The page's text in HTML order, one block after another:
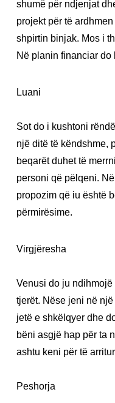
shumë për ndjenjat
projekt për të
shpirtin binjak. Mos i
Në planin financiar do
Luani
Sot do i kushtoni
një ditë të këndshme,
beqarët duhet të
personi që pëlqeni.
propozim që iu është
përmirësime.
Virgjëresha
Venusi do ju
tjerët. Nëse jeni në
jetë e shkëlqyer dhe
bëni asgjë hap për ta
ashtu keni për të
Peshorja